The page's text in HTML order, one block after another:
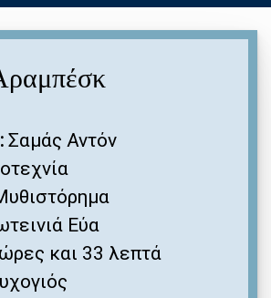
Σαμάς Αντόν
Εύα
και 33 λεπτά